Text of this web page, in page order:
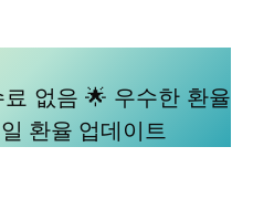
없음 🌟 우수한 환율
환율 업데이트